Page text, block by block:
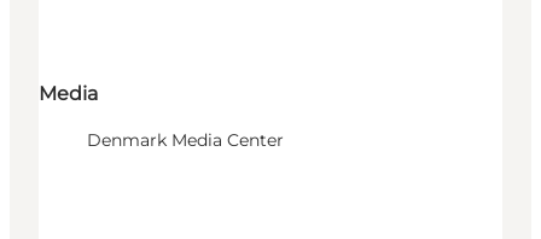
Media
Denmark Media Center